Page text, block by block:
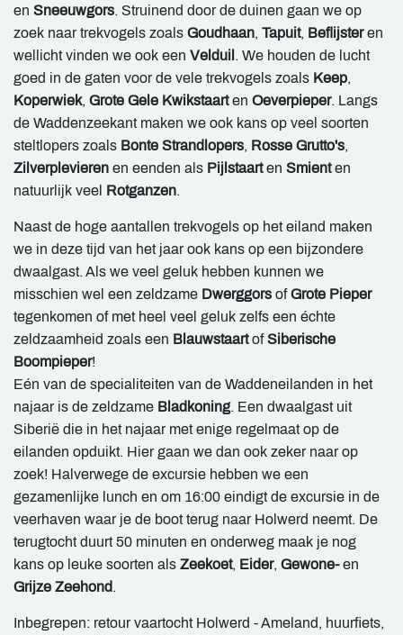
en Sneeuwgors. Struinend door de duinen gaan we op
zoek naar trekvogels zoals Goudhaan, Tapuit, Beflijsteren
wellicht vinden we ook een Velduil . We houden de lucht
goed in de gaten voor de vele trekvogels zoals Keep,
Koperwiek, Grote Gele Kwikstaarten Oeverpieper. Langs
de Waddenzeekant maken we ook kans op veel soorten
steltlopers zoals Bonte Strandlopers, Rosse Grutto's,
Zilverplevieren en eenden als Pijlstaarten Smienten
natuurlijk veel Rotganzen.
Naast de hoge aantallen trekvogels op het eiland maken
we in deze tijd van het jaar ook kans op een bijzondere
dwaalgast. Als we veel geluk hebben kunnen we
misschien wel een zeldzame Dwerggors ofGrote Pieper
tegenkomen of met heel veel geluk zelfs een échte
zeldzaamheid zoals een BlauwstaartofSiberische
Boompieper!
Eén van de specialiteiten van de Waddeneilanden in het
najaar is de zeldzame Bladkoning. Een dwaalgast uit
Siberië die in het najaar met enige regelmaat op de
eilanden opduikt. Hier gaan we dan ook zeker naar op
zoek! Halverwege de excursie hebben we een
gezamenlijke lunch en om 16:00 eindigt de excursie in de
veerhaven waar je de boot terug naar Holwerd neemt. De
terugtocht duurt 50 minuten en onderweg maak je nog
kans op leuke soorten als Zeekoet, Eider, Gewone-en
Grijze Zeehond.
Inbegrepen: retour vaartocht Holwerd - Ameland, huurfiets,